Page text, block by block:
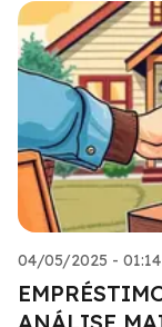
04/05/2025 - 01:14